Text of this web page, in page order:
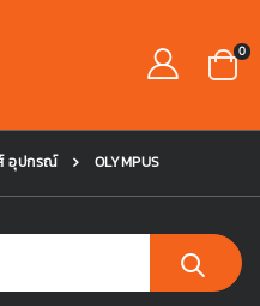
0
อุปกรณ์ OLYMPUS